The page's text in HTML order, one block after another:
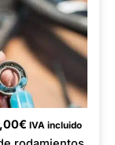
€ IVA incluido